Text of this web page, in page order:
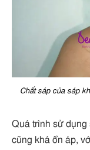
Chất sáp của sáp
Quá trình sử dụng
cũng khá ổn áp,